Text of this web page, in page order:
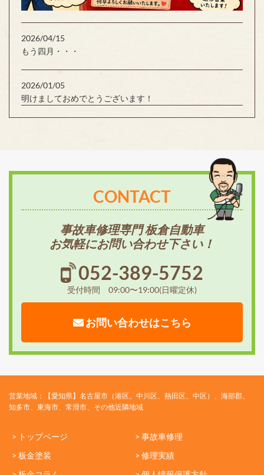
2026/04/15
もう四月・・・
2026/01/05
明けましておめでとうございます！
CONTACT
事故車修理専門 板倉自動車
お気軽にお問い合わせ下さい！
052-389-5752
受付時間 09:00〜19:00(日曜定休)
お問い合わせはこちら
営業地域：【愛知県】名古屋市（港区、中川区、熱田区、中区）、海部郡、
知多市、東海市、常滑市、その他近隣地域
> トップページ
> 事故車修理
> 板金塗装
> 修理実績